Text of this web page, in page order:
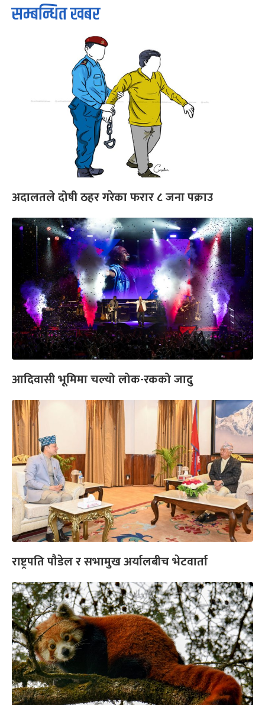
सम्बन्धित खबर
अदालतले दोषी ठहर गरेका फरार ८ जना पक्राउ
आदिवासी भूमिमा चल्यो लोक-रकको जादु
राष्ट्रपति पौडेल र सभामुख अर्यालबीच भेटवार्ता